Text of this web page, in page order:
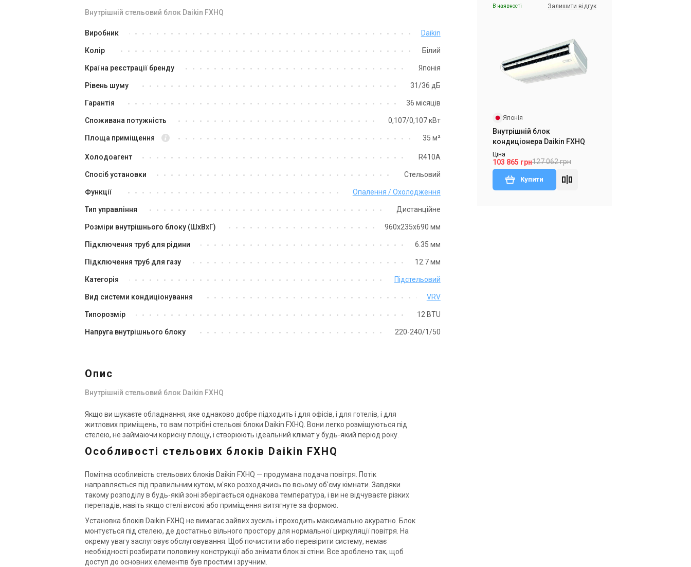
Daikin FXHQ32A
Ціна
103 865 грн 127 062 грн
Daikin FXHQ63A
Daikin FXHQ100A
Внутрішній блок кондиціонера
Daikin FXFQ40B
63 930 грн 78 254 грн
В наявності Залишити відгук
Внутрішній блок кондиціонера
Daikin FXFQ50B
65 085 грн
В наявності Залишити відгук
Daikin FXFQ63B
В наявності Залишити відгук
Daikin FXFQ80B
92 502 грн
В наявності
В наявності Залишити відгук
Японія
Daikin FXFQ125B
Ціна
77 898 грн95 352 грн
Внутрішній стельовий блок Daikin FXHQ
Виробник Daikin
Колір Білий
Країна реєстрації бренду Японія
Рівень шуму 31/36 дБ
Гарантія 36 місяців
Споживана потужність 0,107/0,107 кВт
Площа приміщення 35 м²
Холодоагент R410A
Спосіб установки Стельовий
Функції Опалення / Охолодження
Тип управління Дистанційне
Розміри внутрішнього блоку (ШxВxГ) 960x235x690 мм
Підключення труб для рідини 6.35 мм
Підключення труб для газу 12.7 мм
Категорія Підстельовий
Вид системи кондиціонування VRV
Типорозмір 12 BTU
Напруга внутрішнього блоку 220-240/1/50
В наявності Залишити відгук
Японія
Внутрішній блок
кондиціонера Daikin FXHQ
Ціна
103 865 грн127 062 грн
Купити
Опис
Внутрішній стельовий блок Daikin FXHQ
Якщо ви шукаєте обладнання, яке однаково добре підходить і для офісів, і для готелів, і для
житлових приміщень, то вам потрібні стельові блоки Daikin FXHQ. Вони легко розміщуються під
стелею, не займаючи корисну площу, і створюють ідеальний клімат у будь-який період року.
Особливості стельових блоків Daikin FXHQ
Помітна особливість стельових блоків Daikin FXHQ — продумана подача повітря. Потік
направляється під правильним кутом, м'яко розходячись по всьому об'єму кімнати. Завдяки
такому розподілу в будь-якій зоні зберігається однакова температура, і ви не відчуваєте різких
перепадів, навіть якщо стелі високі або приміщення витягнуте за формою.
Установка блоків Daikin FXHQ не вимагає зайвих зусиль і проходить максимально акуратно. Блок
монтується під стелею, де достатньо вільного простору для нормальної циркуляції повітря. На
окрему увагу заслуговує обслуговування. Щоб почистити або перевірити систему, немає
необхідності розбирати половину конструкції або знімати блок зі стіни. Все зроблено так, щоб
доступ до основних елементів був простим і зручним.